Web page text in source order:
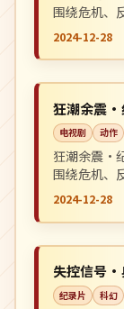
围绕危机、
得推荐观看。
2024-12-28
中国
狂潮余震·
电视剧 动作
狂潮余震·
围绕危机、
得推荐观看。
2024-12-28
日本
失控信号·
纪录片 科幻